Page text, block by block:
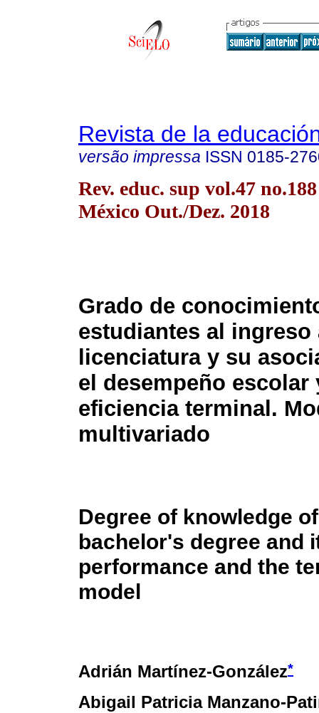
Revista de la
versão impressa ISSN 0185-
Rev. educ. sup vol.47
México Out./Dez. 2018
Grado de
estudiantes al ingreso
licenciatura y su
el desempeño escolar
eficiencia terminal.
multivariado
Degree of knowledge
bachelor's degree and
performance and the
model
Adrián Martínez-González*
Abigail Patricia Manzano-